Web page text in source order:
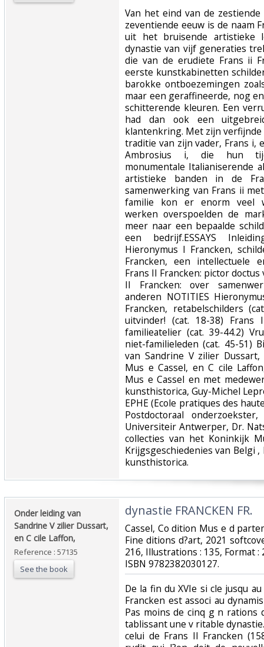
‎Van het eind van de
zeventiende eeuw is de naam
uit het bruisende artistieke
dynastie van vijf generaties
die van de erudiete Frans ii
eerste kunstkabinetten
barokke ontboezemingen
maar een geraffineerde, nog
schitterende kleuren. Een
had dan ook een
klantenkring. Met zijn
traditie van zijn vader, Frans i,
Ambrosius i, die hun
monumentale Italianiserende
artistieke banden in de
samenwerking van Frans ii
familie kon er enorm veel
werken overspoelden de
meer naar een bepaalde
een bedrijf.ESSAYS
Hieronymus I Francken,
Francken, een intellectuele
Frans II Francken: pictor
II Francken: over
anderen NOTITIES
Francken, retabelschilders
uitvinder! (cat. 18-38) Frans
familieatelier (cat. 39-44.2)
niet-familieleden (cat. 45-51)
van Sandrine V zilier
Mus e Cassel, en C cile
Mus e Cassel en met
kunsthistorica, Guy-Michel
EPHE (Ecole pratiques des
Postdoctoraal
Universiteir Antwerper, Dr.
collecties van het Koninkijk
Krijgsgeschiedenies van Belgi ,
kunsthistorica.‎
‎Onder leiding van
Sandrine V zilier Dussart,
en C cile Laffon, ‎
Reference : 57135
See the book
‎dynastie FRANCKEN FR.‎
‎Cassel, Co dition Mus e d
Fine ditions d?art, 2021
216, Illustrations : 135, Format :
ISBN 9782382030127.‎
‎De la fin du XVIe si cle jusqu
Francken est associ au
Pas moins de cinq g n rations
tablissant une v ritable
celui de Frans II Francken